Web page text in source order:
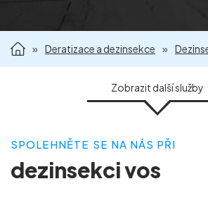
Reference
Kontakt
» Deratizace a dezinsekce »
Zobrazit další služby
DEZINSEKCE BLECH
DEZINSEKCE MRAVENCŮ
SPOLEHNĚTE SE NA NÁS PŘI
dezinsekci vos